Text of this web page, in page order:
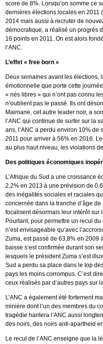
score de 8%. Lorsqu’on somme ce
dernières élections locales en 2011
2014 mais aussi à recruter de
démocratique, a réalisé un progrès
16 points en 2011. On est alors
l’ANC.
L’effet « free born »
Deux semaines avant les
émotionnelle que porte cette
« nés libres » qui n’ont pas connu
n’oublient pas le passé. Ils ont
Maimane, cet autre leader noir, a
l’ANC qui continue de surfer sur la
ans, l’ANC a perdu environ 10%
2011 pour arriver à 56% en 2016.
au plus haut niveau, les violations
Des politiques économiques
L’Afrique du Sud a une croissance
2,2% en 2013 à une prévision de
des inégalités sociales et raciales
concernée dans la tranche d’âge
focalisent désormais leur intérêt
Pourtant, pour permettre un recul
n’est envisageable qu’avec
Zuma, est passé de 63,8% en 2009
baisse s’est confirmée durant son
lesquels le président Zuma s’est
Sud a perdu sa place dans le top
pays les moins corrompus. C’est
ceux réalisés par d’autres pays sur
L’ANC a également été fortement
minière dont l’un des membres du
tragédie hantera l’ANC aussi
des noirs, des noirs anti-apartheid
Le recul de l’ANC enseigne que la